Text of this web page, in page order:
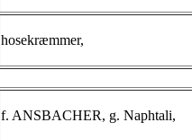
hosekræmmer,
f. ANSBACHER, g. Naphtali,